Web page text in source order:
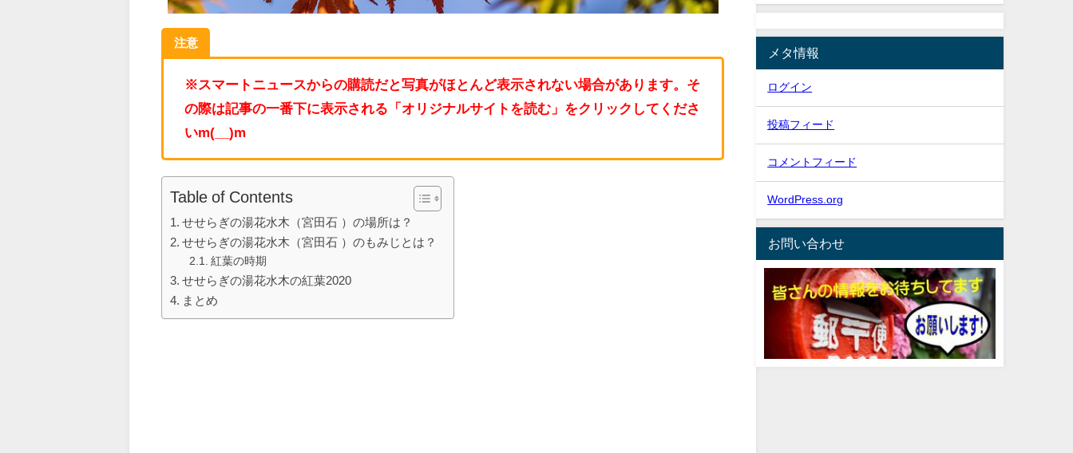
注意
※スマートニュースからの購読だと写真がほとんど表示されない場合があります。そ
の際は記事の一番下に表示される「オリジナルサイトを読む」をクリックしてくださ
いm(__)m
Table of Contents
せせらぎの湯花水木（宮田石 ）の場所は？
せせらぎの湯花水木（宮田石 ）のもみじとは？
紅葉の時期
せせらぎの湯花水木の紅葉2020
まとめ
メタ情報
ログイン
投稿フィード
コメントフィード
WordPress.org
お問い合わせ